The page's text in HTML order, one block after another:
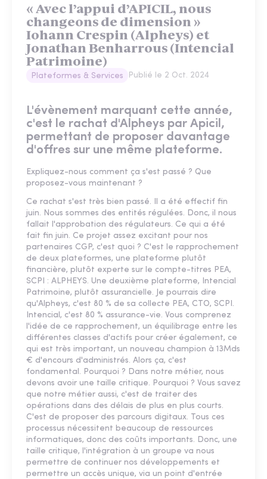
« Avec l’appui d’APICIL, nous
changeons de dimension »
Iohann Crespin (Alpheys) et
Jonathan Benharrous (Intencial
Patrimoine)
Plateformes & Services Publié le 2 Oct. 2024
L'évènement marquant cette année,
c'est le rachat d'Alpheys par Apicil,
permettant de proposer davantage
d'offres sur une même plateforme.
Expliquez-nous comment ça s'est passé ? Que
proposez-vous maintenant ?
Ce rachat s'est très bien passé. Il a été effectif fin
juin. Nous sommes des entités régulées. Donc, il nous
fallait l'approbation des régulateurs. Ce qui a été
fait fin juin. Ce projet assez excitant pour nos
partenaires CGP, c'est quoi ? C'est le rapprochement
de deux plateformes, une plateforme plutôt
financière, plutôt experte sur le compte-titres PEA,
SCPI : ALPHEYS. Une deuxième plateforme, Intencial
Patrimoine, plutôt assurancielle. Je pourrais dire
qu'Alpheys, c'est 80 % de sa collecte PEA, CTO, SCPI.
Intencial, c'est 80 % assurance-vie. Vous comprenez
l'idée de ce rapprochement, un équilibrage entre les
différentes classes d'actifs pour créer également, ce
qui est très important, un nouveau champion à 13Mds
€ d'encours d'administrés. Alors ça, c'est
fondamental. Pourquoi ? Dans notre métier, nous
devons avoir une taille critique. Pourquoi ? Vous savez
que notre métier aussi, c'est de traiter des
opérations dans des délais de plus en plus courts.
C'est de proposer des parcours digitaux. Tous ces
processus nécessitent beaucoup de ressources
informatiques, donc des coûts importants. Donc, une
taille critique, l'intégration à un groupe va nous
permettre de continuer nos développements et
permettre un accès unique, via un point d'entrée